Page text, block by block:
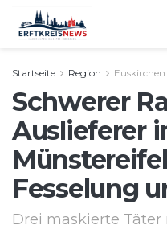
Startseite Region Euskirchen
Schwerer
Auslieferer
Fesselung
Drei maskierte